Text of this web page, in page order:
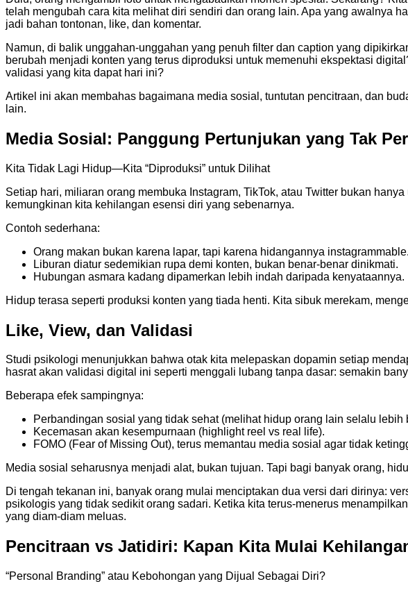
telah mengubah cara kita melihat diri sendiri dan orang lain. Apa yang awalnya
jadi bahan tontonan, like, dan komentar.
Namun, di balik unggahan-unggahan yang penuh filter dan caption yang
berubah menjadi konten yang terus diproduksi untuk memenuhi ekspektasi
validasi yang kita dapat hari ini?
Artikel ini akan membahas bagaimana media sosial, tuntutan pencitraan, dan
lain.
Media Sosial: Panggung Pertunjukan yang Tak
Kita Tidak Lagi Hidup—Kita “Diproduksi” untuk Dilihat
Setiap hari, miliaran orang membuka Instagram, TikTok, atau Twitter bukan
kemungkinan kita kehilangan esensi diri yang sebenarnya.
Contoh sederhana:
Orang makan bukan karena lapar, tapi karena hidangannya instagrammable.
Liburan diatur sedemikian rupa demi konten, bukan benar-benar dinikmati.
Hubungan asmara kadang dipamerkan lebih indah daripada kenyataannya.
Hidup terasa seperti produksi konten yang tiada henti. Kita sibuk merekam,
Like, View, dan Validasi
Studi psikologi menunjukkan bahwa otak kita melepaskan dopamin setiap
hasrat akan validasi digital ini seperti menggali lubang tanpa dasar: semakin
Beberapa efek sampingnya:
Perbandingan sosial yang tidak sehat (melihat hidup orang lain selalu lebih
Kecemasan akan kesempurnaan (highlight reel vs real life).
FOMO (Fear of Missing Out), terus memantau media sosial agar tidak
Media sosial seharusnya menjadi alat, bukan tujuan. Tapi bagi banyak orang,
Di tengah tekanan ini, banyak orang mulai menciptakan dua versi dari dirinya:
psikologis yang tidak sedikit orang sadari. Ketika kita terus-menerus
yang diam-diam meluas.
Pencitraan vs Jatidiri: Kapan Kita Mulai
“Personal Branding” atau Kebohongan yang Dijual Sebagai Diri?